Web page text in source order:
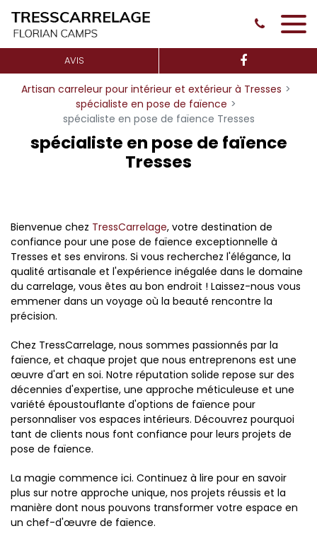
AVIS
Artisan carreleur pour intérieur et extérieur à Tresses
spécialiste en pose de faïence
spécialiste en pose de faïence Tresses
spécialiste en pose de faïence
Tresses
Bienvenue chez TressCarrelage, votre destination de
confiance pour une pose de faïence exceptionnelle à
Tresses et ses environs. Si vous recherchez l'élégance, la
qualité artisanale et l'expérience inégalée dans le domaine
du carrelage, vous êtes au bon endroit ! Laissez-nous vous
emmener dans un voyage où la beauté rencontre la
précision.
Chez TressCarrelage, nous sommes passionnés par la
faïence, et chaque projet que nous entreprenons est une
œuvre d'art en soi. Notre réputation solide repose sur des
décennies d'expertise, une approche méticuleuse et une
variété époustouflante d'options de faïence pour
personnaliser vos espaces intérieurs. Découvrez pourquoi
tant de clients nous font confiance pour leurs projets de
pose de faïence.
La magie commence ici. Continuez à lire pour en savoir
plus sur notre approche unique, nos projets réussis et la
manière dont nous pouvons transformer votre espace en
un chef-d'œuvre de faïence.